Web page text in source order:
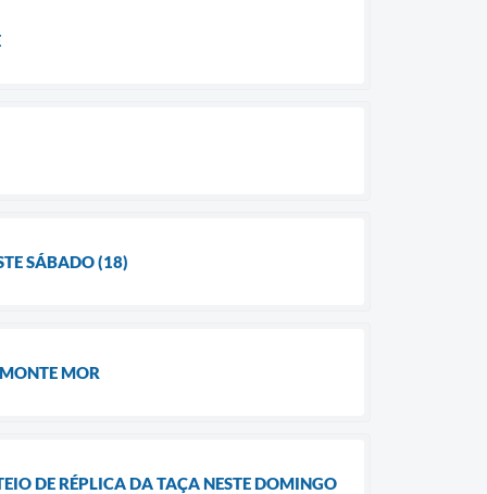
SÁBADO (18)
MOR
DE RÉPLICA DA TAÇA NESTE DOMINGO